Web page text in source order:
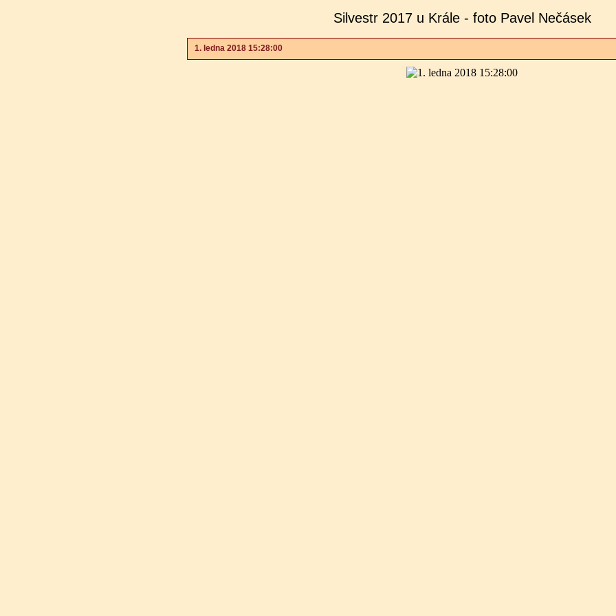
Silvestr 2017 u Krále - foto Pavel Nečásek
1. ledna 2018 15:28:00